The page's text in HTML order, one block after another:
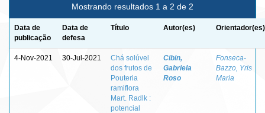
Mostrando resultados 1 a 2 de 2
Data de
publicação
Data de
defesa
Título Autor(es) Orientador(es)
4-Nov-2021 30-Jul-2021
Chá solúvel
dos frutos de
Pouteria
ramiflora
Mart. Radlk :
potencial
Cibin,
Gabriela
Roso
Fonseca-
Bazzo, Yris
Maria